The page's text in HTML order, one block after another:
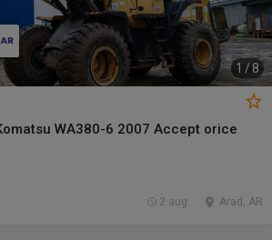
1 /8
WA380-6 2007 Accept orice
Arad, AR
2 aug.